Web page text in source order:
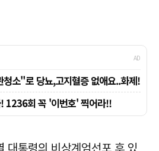
대통령의 비상계엄선포 후 있